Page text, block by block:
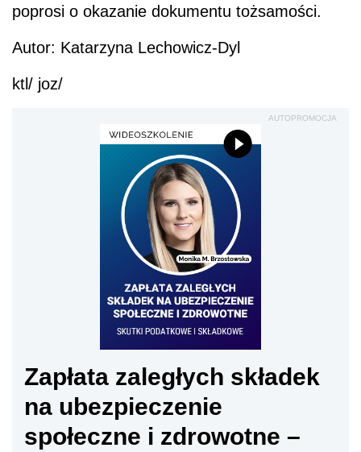
poprosi o okazanie dokumentu tożsamości.
Autor: Katarzyna Lechowicz-Dyl
ktl/ joz/
AUTOPROMOCJA
Zapłata zaległych składek
na ubezpieczenie
społeczne i zdrowotne –